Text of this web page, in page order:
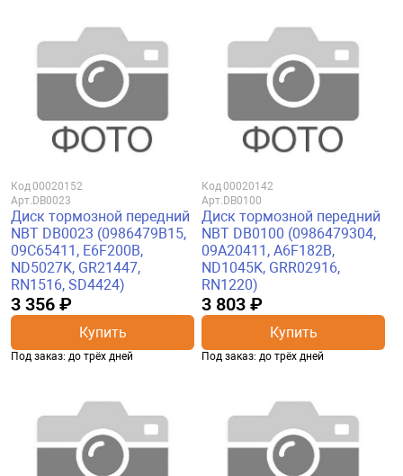
Код00020152
Арт. DB0023
Диск тормозной передний
NBT DB0023 (0986479B15,
09C65411, E6F200B,
ND5027K, GR21447,
RN1516, SD4424)
3 356 ₽
Купить
Под заказ: до трёх дней
Код00020142
Арт. DB0100
Диск тормозной передний
NBT DB0100 (0986479304,
09A20411, A6F182B,
ND1045K, GRR02916,
RN1220)
3 803 ₽
Купить
Под заказ: до трёх дней